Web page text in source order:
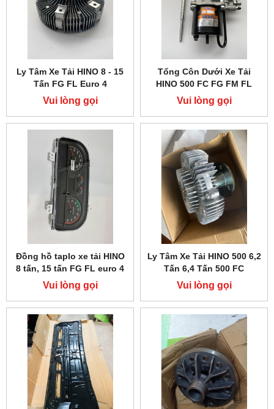
Ly Tâm Xe Tải HINO 8 - 15
Tấn FG FL Euro 4
Vui lòng gọi
Tổng Côn Dưới Xe Tải
HINO 500 FC FG FM FL
Vui lòng gọi
Đồng hồ taplo xe tải HINO
8 tấn, 15 tấn FG FL euro 4
Vui lòng gọi
Ly Tâm Xe Tải HINO 500 6,2
Tấn 6,4 Tấn 500 FC
Vui lòng gọi